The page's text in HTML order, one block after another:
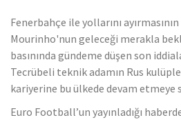
Fenerbahçe ile yollarını
Mourinho'nun geleceği merakla
basınında gündeme düşen son
Tecrübeli teknik adamın Rus
kariyerine bu ülkede devam etmeye
Euro Football’un yayınladığı